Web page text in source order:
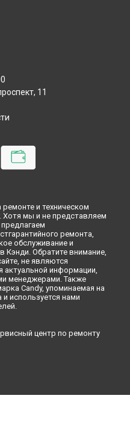
2895 DS Candy в
2895 DS Candy в
2895 DS Candy в
2895 DS Candy в
2895 DS Candy в
2895 DS Candy в
2895 DS Candy в
2895 DS Candy в
2895 DS Candy в
2895 DS Candy в
2895 DS Candy вЛипецке
11
и техническом
Хотя мы и не представляем
ремонта,
обслуживание и
Кэнди. Обратите внимание,
не являются
актуальной информации,
менеджерами. Также
Candy, упоминаемая на
используется нами
центр по ремонту